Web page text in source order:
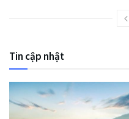
Tin cập nhật